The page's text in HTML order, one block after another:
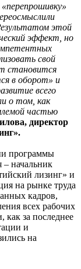
этой
эффект, но
свой
становится
в оборот» и
всего
о том, как
частью
директор
программы
– начальник
лизинг» и
на рынке труда
кадров,
всех рабочих
как за последнее
и
на